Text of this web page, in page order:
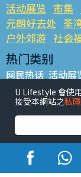
活动展览 市集
元朗好去处 荃
户外郊游 社会
热门类别
网民热话 活动展
铜锣湾好去处 元
餐厅情报 户外郊
热门标签
#UGO揾好去处
#亲子玩乐好去处
#UJetso礼物放送
U Lifestyle 會使
接受本網站之私